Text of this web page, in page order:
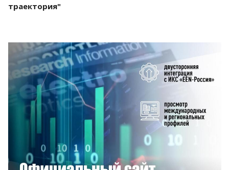
траектория"
Смотреть проект